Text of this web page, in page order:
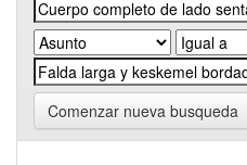
Comenzar nueva busqueda